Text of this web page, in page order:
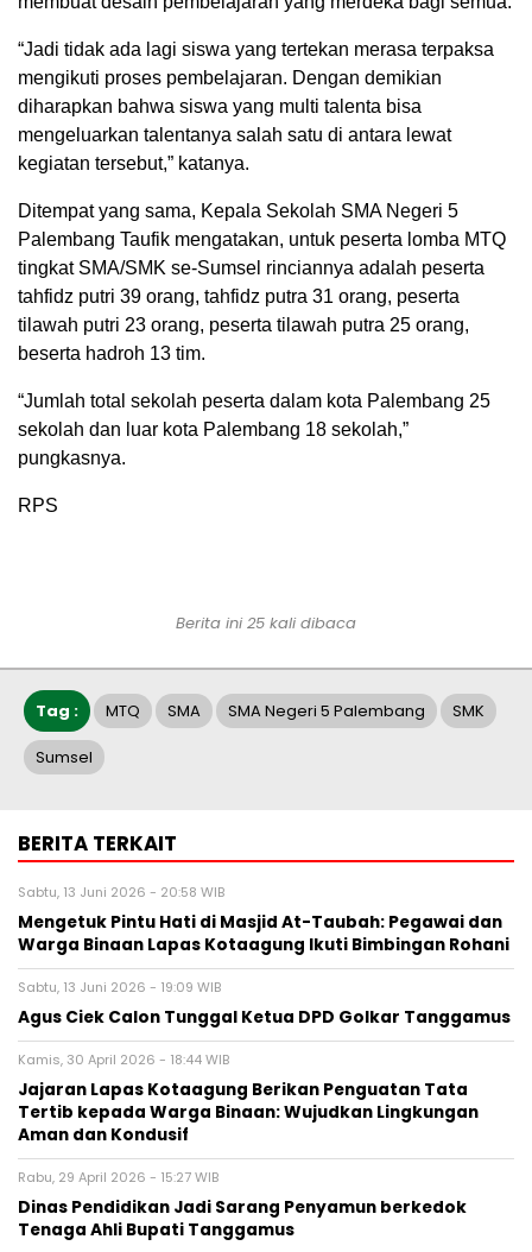
“Jadi tidak ada lagi siswa yang tertekan merasa terpaksa
mengikuti proses pembelajaran. Dengan demikian
diharapkan bahwa siswa yang multi talenta bisa
mengeluarkan talentanya salah satu di antara lewat
kegiatan tersebut,” katanya.
Ditempat yang sama, Kepala Sekolah SMA Negeri 5
Palembang Taufik mengatakan, untuk peserta lomba MTQ
tingkat SMA/SMK se-Sumsel rinciannya adalah peserta
tahfidz putri 39 orang, tahfidz putra 31 orang, peserta
tilawah putri 23 orang, peserta tilawah putra 25 orang,
beserta hadroh 13 tim.
“Jumlah total sekolah peserta dalam kota Palembang 25
sekolah dan luar kota Palembang 18 sekolah,”
pungkasnya.
RPS
Berita ini 25 kali dibaca
Tag : MTQ SMA SMA Negeri 5 Palembang SMK
Sumsel
BERITA TERKAIT
Sabtu, 13 Juni 2026 - 20:58 WIB
Mengetuk Pintu Hati di Masjid At-Taubah: Pegawai dan
Warga Binaan Lapas Kotaagung Ikuti Bimbingan Rohani
Sabtu, 13 Juni 2026 - 19:09 WIB
Agus Ciek Calon Tunggal Ketua DPD Golkar Tanggamus
Kamis, 30 April 2026 - 18:44 WIB
Jajaran Lapas Kotaagung Berikan Penguatan Tata
Tertib kepada Warga Binaan: Wujudkan Lingkungan
Aman dan Kondusif
Rabu, 29 April 2026 - 15:27 WIB
Dinas Pendidikan Jadi Sarang Penyamun berkedok
Tenaga Ahli Bupati Tanggamus